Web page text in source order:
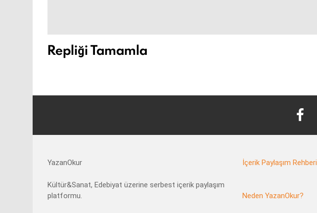
Repliği Tamamla
YazanOkur
Kültür&Sanat, Edebiyat üzerine serbest içerik paylaşım
platformu.
İçerik Paylaşım Rehberi
Neden YazanOkur?